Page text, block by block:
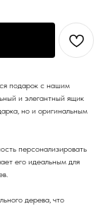
подарок с нашим
и элегантный ящик
но и оригинальным
персонализировать
его идеальным для
дерева, что